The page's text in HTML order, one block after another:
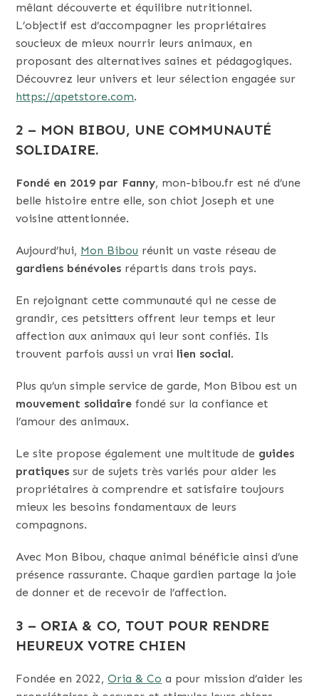
mêlant découverte et équilibre nutritionnel.
L’objectif est d’accompagner les propriétaires
soucieux de mieux nourrir leurs animaux, en
proposant des alternatives saines et pédagogiques.
Découvrez leur univers et leur sélection engagée sur
https://apetstore.com.
2 – MON BIBOU, UNE COMMUNAUTÉ
SOLIDAIRE.
Fondé en 2019 par Fanny, mon-bibou.fr est né d’une
belle histoire entre elle, son chiot Joseph et une
voisine attentionnée.
Aujourd’hui, Mon Bibou réunit un vaste réseau de
gardiens bénévoles répartis dans trois pays.
En rejoignant cette communauté qui ne cesse de
grandir, ces petsitters offrent leur temps et leur
affection aux animaux qui leur sont confiés. Ils
trouvent parfois aussi un vrai lien social.
Plus qu’un simple service de garde, Mon Bibou est un
mouvement solidaire fondé sur la confiance et
l’amour des animaux.
Le site propose également une multitude de guides
pratiques sur de sujets très variés pour aider les
propriétaires à comprendre et satisfaire toujours
mieux les besoins fondamentaux de leurs
compagnons.
Avec Mon Bibou, chaque animal bénéficie ainsi d’une
présence rassurante. Chaque gardien partage la joie
de donner et de recevoir de l’affection.
3 – ORIA & CO, TOUT POUR RENDRE
HEUREUX VOTRE CHIEN
Fondée en 2022,Oria & Co a pour mission d’aider les